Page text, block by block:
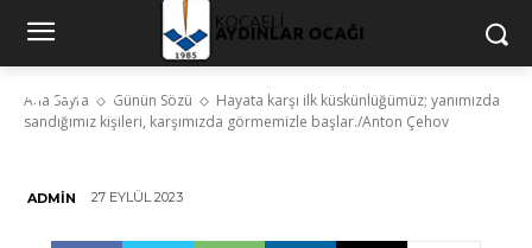
Ana Sayfa Günün Sözü
Hayata karşı ilk küskünlüğümüz; yanımızda
sandığımız kişileri, karşımızda görmemizle başlar./Anton Çehov
sandığımız kişileri, karşımızda
görmemizle başlar./Anton
Çehov
ADMIN 27 EYLÜL 2023